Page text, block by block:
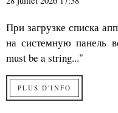
При загрузке списка
на системную панель
must be a string..."
PLUS D'INFO